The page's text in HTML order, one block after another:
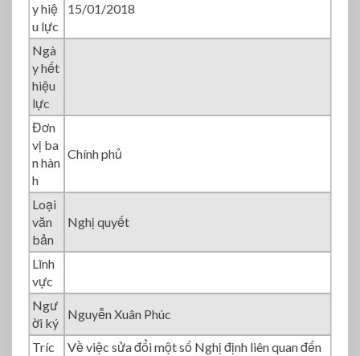
y hiệ
u lực
15/01/2018
Ngà
y hết
hiệu
lực
Đơn
vị ba
n hàn
h
Chính phủ
Loại
văn
bản
Nghị quyết
Lĩnh
vực
Ngư
ời ký
Nguyễn Xuân Phúc
Tríc
Về việc sửa đổi một số Nghị định liên quan đến